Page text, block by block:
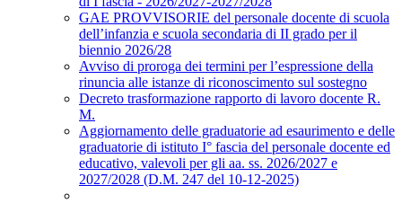
GAE PROVVISORIE del personale docente di scuola
dell’infanzia e scuola secondaria di II grado per il
biennio 2026/28
Avviso di proroga dei termini per l’espressione della
rinuncia alle istanze di riconoscimento sul sostegno
Decreto trasformazione rapporto di lavoro docente R.
M.
Aggiornamento delle graduatorie ad esaurimento e delle
graduatorie di istituto I° fascia del personale docente ed
educativo, valevoli per gli aa. ss. 2026/2027 e
2027/2028 (D.M. 247 del 10-12-2025)